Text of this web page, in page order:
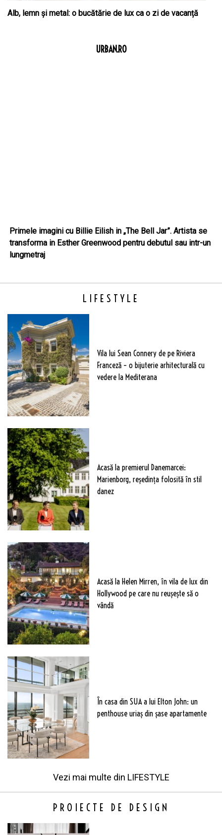
Alb, lemn și metal: o bucătărie de lux ca o zi de vacanță
URBAN.RO
Primele imagini cu Billie Eilish in „The Bell Jar”. Artista se
transforma in Esther Greenwood pentru debutul sau intr-un
lungmetraj
LIFESTYLE
Vila lui Sean Connery de pe Riviera
Franceză – o bijuterie arhitecturală cu
vedere la Mediterana
Acasă la premierul Danemarcei:
Marienborg, reședința folosită în stil
danez
Acasă la Helen Mirren, în vila de lux din
Hollywood pe care nu reușește să o
vândă
În casa din SUA a lui Elton John: un
penthouse uriaș din șase apartamente
Vezi mai multe din LIFESTYLE
PROIECTE DE DESIGN